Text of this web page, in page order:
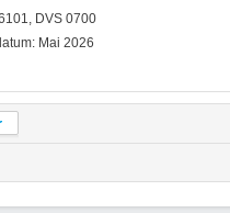
DVS 0700
Mai 2026